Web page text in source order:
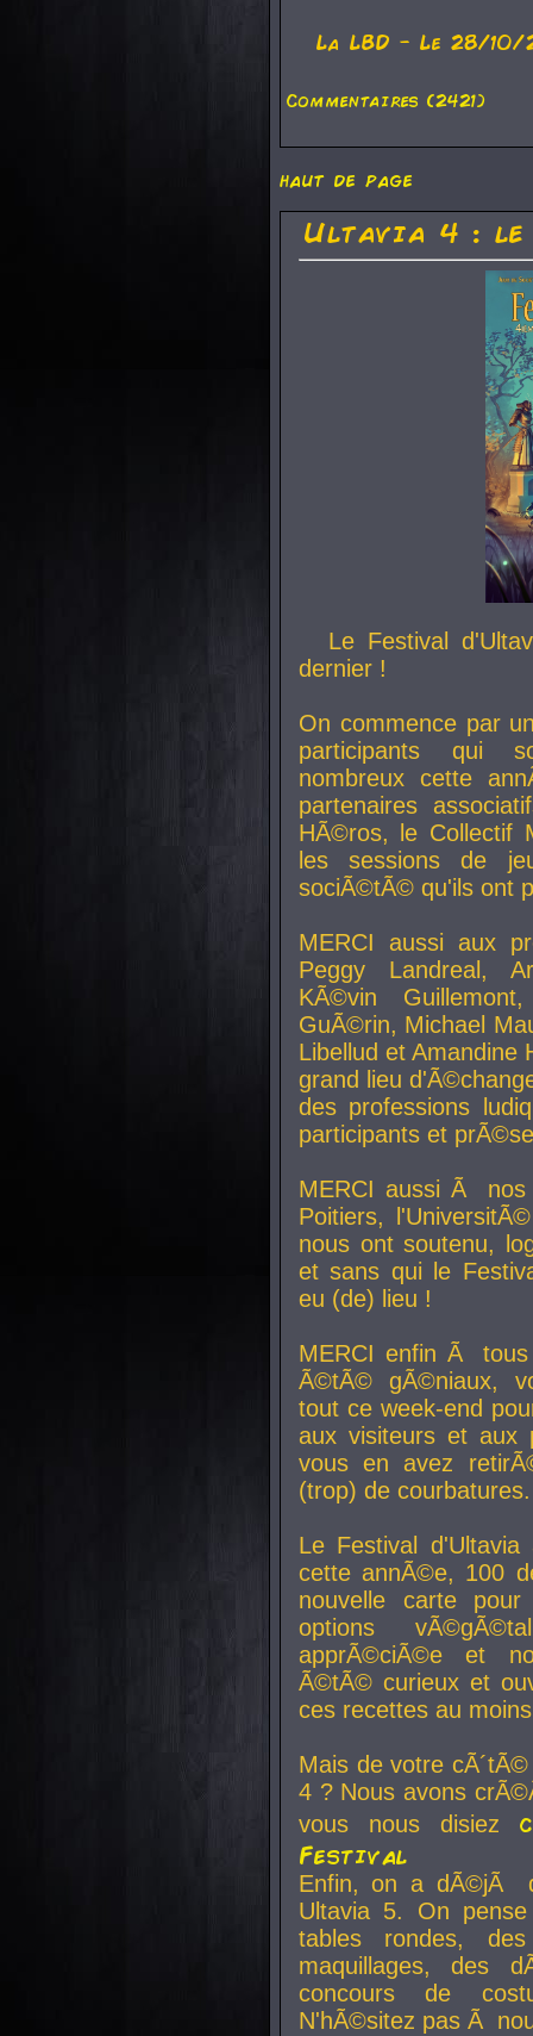
La LBD - Le 28/10/
Commentaires (2421)
haut de page
Ultavia 4 :
Le Festival
dernier !
On commence par
participants qui
nombreux cette
partenaires
HÃ©ros, le Collectif
les sessions de
sociÃ©tÃ© qu'ils ont
MERCI aussi aux
Peggy Landreal,
KÃ©vin
GuÃ©rin, Michael
Libellud et Amandine
grand lieu
des professions
participants et
MERCI aussi Ã nos
Poitiers,
nous ont soutenu,
et sans qui le
eu (de) lieu !
MERCI enfin Ã
Ã©tÃ© gÃ©niaux,
tout ce week-end
aux visiteurs et aux
vous en avez
(trop) de courbatures.
Le Festival
cette annÃ©e, 100
nouvelle carte
options
apprÃ©ciÃ©e et
Ã©tÃ© curieux et
ces recettes au
Mais de votre
4 ? Nous avons
vous nous disiez
Festival
Enfin, on a dÃ©jÃ
Ultavia 5. On
tables rondes,
maquillages, des
concours de
N'hÃ©sitez pas Ã